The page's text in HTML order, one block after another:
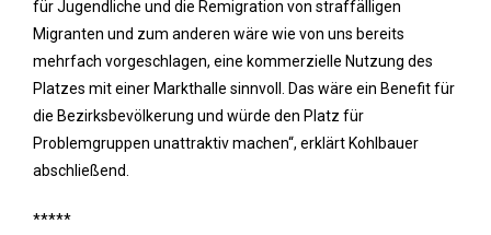
für Jugendliche und die Remigration von straffälligen
Migranten und zum anderen wäre wie von uns bereits
mehrfach vorgeschlagen, eine kommerzielle Nutzung des
Platzes mit einer Markthalle sinnvoll. Das wäre ein Benefit für
die Bezirksbevölkerung und würde den Platz für
Problemgruppen unattraktiv machen“, erklärt Kohlbauer
abschließend.
*****